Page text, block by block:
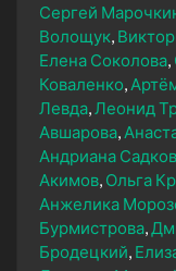
Сергей
Волощук
Елена Соколова
Коваленко
Левда Леонид
Авшарова
Андриана
Акимов Ольга
Анжелика
Бурмистрова
Бродецкий